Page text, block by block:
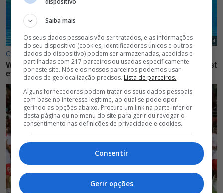
dispositivo
Saiba mais
Os seus dados pessoais vão ser tratados, e as informações
do seu dispositivo (cookies, identificadores únicos e outros
dados do dispositivo) podem ser armazenadas, acedidas e
partilhadas com 217 parceiros ou usadas especificamente
por este site. Nós e os nossos parceiros podemos usar
dados de geolocalização precisos. Lista de parceiros.
Alguns fornecedores podem tratar os seus dados pessoais
com base no interesse legítimo, ao qual se pode opor
gerindo as opções abaixo. Procure um link na parte inferior
desta página ou no menu do site para gerir ou revogar o
consentimento nas definições de privacidade e cookies.
Consentir
Gerir opções